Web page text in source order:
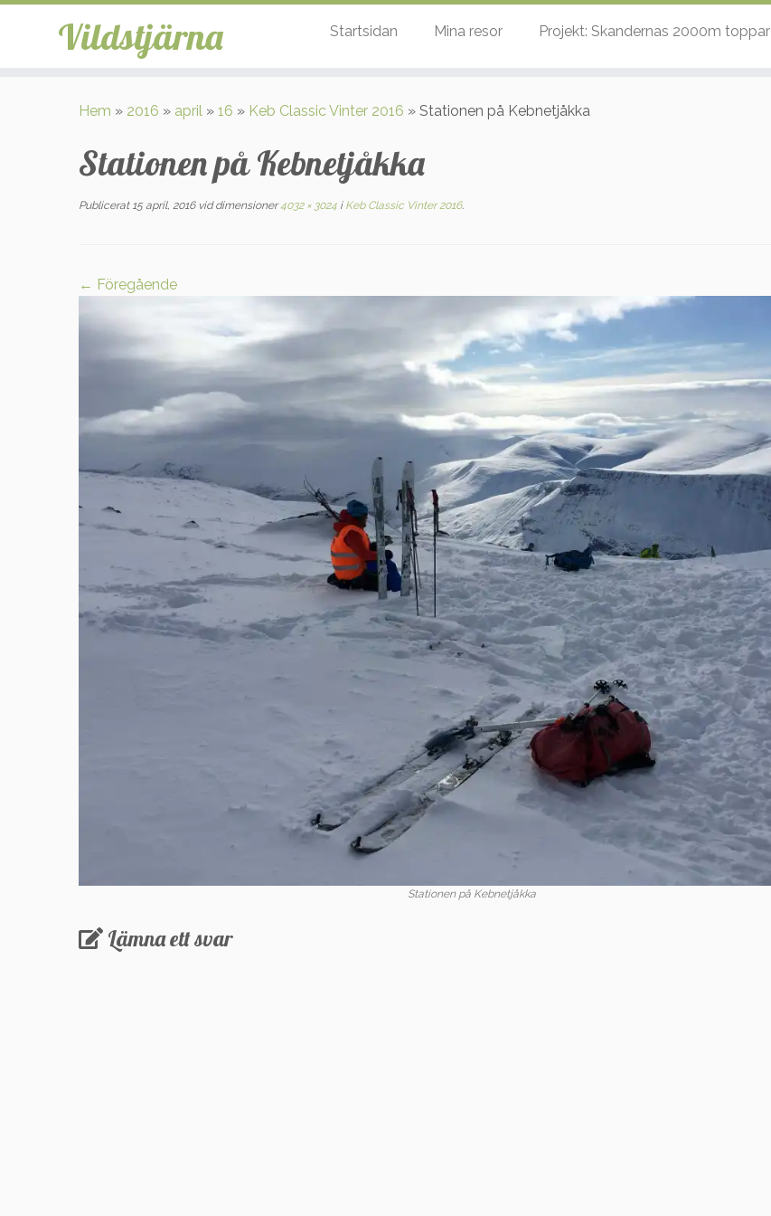
Vildstjärna Startsidan Mina resor Projekt: Skandernas 2000m toppar
Hem » 2016 » april » 16 » Keb Classic Vinter 2016 » Stationen på Kebnetjåkka
Stationen på Kebnetjåkka
Publicerat 15 april, 2016vid dimensioner4032 × 3024 iKeb Classic Vinter 2016.
← Föregående
Stationen på Kebnetjåkka
Lämna ett svar